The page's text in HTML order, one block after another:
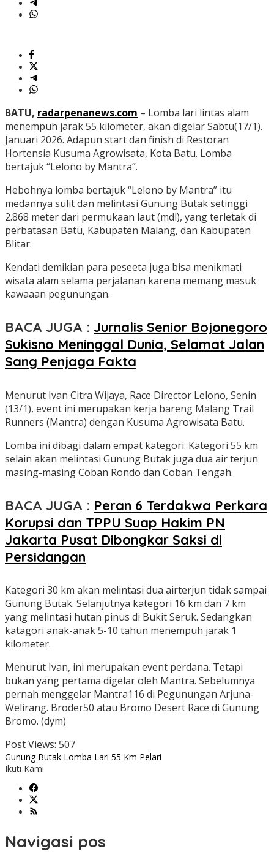
BATU, radarpenanews.com – Lomba lari lintas alam
menempuh jarak 55 kilometer, akan digelar Sabtu(17/1).
Januari 2026. Adapun start dan finish di Restoran
Hortensia Kusuma Agrowisata, Kota Batu. Lomba
bertajuk “Lelono by Mantra”.
Hebohnya lomba bertajuk “Lelono by Mantra” itu
medannya sulit dan melintasi Gunung Butak setinggi
2.868 meter dari permukaan laut (mdl), yang terletak di
perbatasan Batu, Kabupaten Malang, dan Kabupaten
Blitar.
Kendati demikian para peseeta juga bisa menikmati
wisata alam selama perjalanan karena memang masuk
kawaaan pegunungan.
BACA JUGA : Jurnalis Senior Bojonegoro
Sukisno Meninggal Dunia, Selamat Jalan
Sang Penjaga Fakta
Menurut Ivan Citra Wijaya, Race Director Lelono, Senin
(13/1), event ini merupakan kerja bareng Malang Trail
Runners (Mantra) dengan Kusuma Agrowisata Batu.
Lomba ini dibagi dalam empat kategori. Kategori 55 km
selain akan melintasi Gunung Butak juga dua air terjun
masing-masing Coban Rondo dan Coban Tengah.
BACA JUGA : Peran 6 Terdakwa Perkara
Korupsi dan TPPU Suap Hakim PN
Jakarta Pusat Dibongkar Saksi di
Persidangan
Kategori 30 km akan melintasi dua airterjun tidak sampai
Gunung Butak. Selanjutnya kategori 16 km dan 7 km
yang melintasi hutan pinus di Bukit Seruk. Sedangkan
katagori anak-anak 5-10 tahun menempuh jarak 1
kilometer.
Menurut Ivan, ini merupakan event perdana. Tetapi
bukan yang pertama digelar oleh Mantra. Sebelumnya
pernah menggelar Mantra116 di Pegunungan Arjuna-
Welirang. Broder50 atau Bromo Desert Race di Gunung
Bromo. (dym)
Post Views: 507
Gunung Butak Lomba Lari 55 Km Pelari
Ikuti Kami
Navigasi pos